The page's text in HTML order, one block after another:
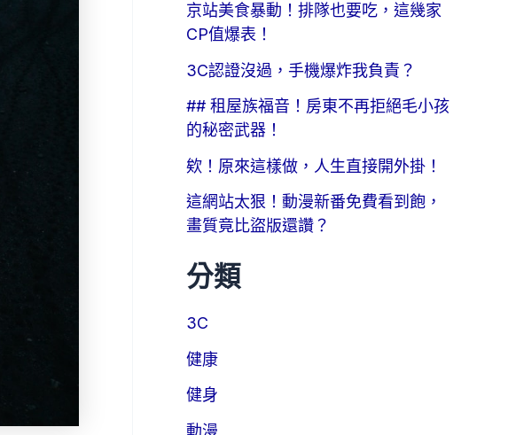
京站美食暴動！排隊也要吃，這幾家
CP值爆表！
3C認證沒過，手機爆炸我負責？
## 租屋族福音！房東不再拒絕毛小孩
的秘密武器！
欸！原來這樣做，人生直接開外掛！
這網站太狠！動漫新番免費看到飽，
畫質竟比盜版還讚？
分類
3C
健康
健身
動漫